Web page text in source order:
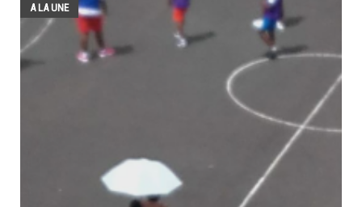
A LA UNE